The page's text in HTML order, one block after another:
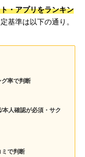
・アプリをランキン
基準は以下の通り。
率で判断
人確認が必須・サク
で判断